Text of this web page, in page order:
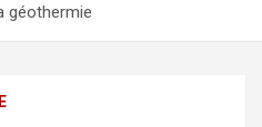
géothermie